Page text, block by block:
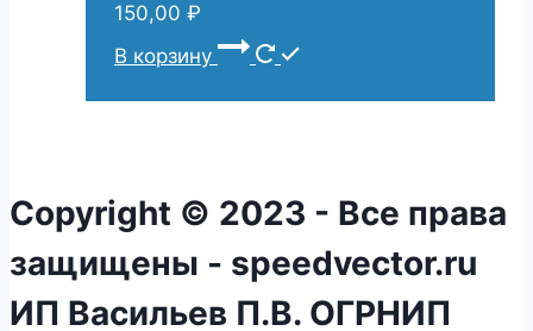
150,00 ₽
В корзину
Copyright © 2023 - Все права
защищены - speedvector.ru
ИП Васильев П.В. ОГРНИП